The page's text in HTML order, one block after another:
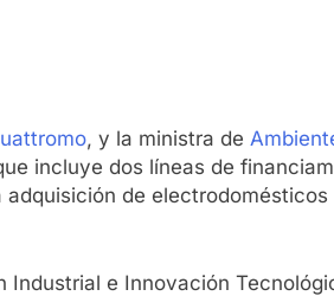
, y la ministra de
incluye dos líneas de
de
Industrial e Innovación